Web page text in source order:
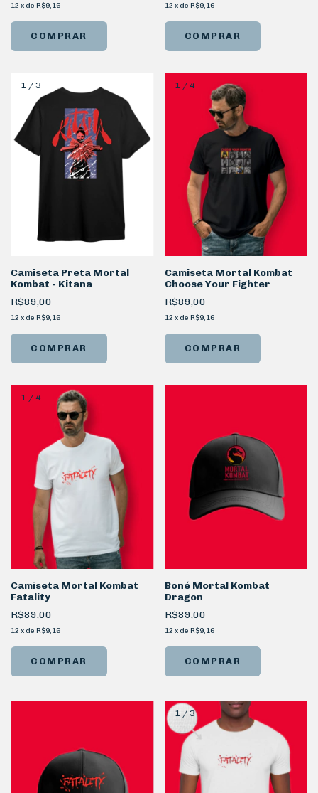
12 x de R$9,16
COMPRAR
12 x de R$9,16
COMPRAR
1 / 3
Camiseta Preta Mortal
Kombat - Kitana
R$89,00
12 x de R$9,16
COMPRAR
1/ 4
Camiseta Mortal Kombat
Choose Your Fighter
R$89,00
12 x de R$9,16
COMPRAR
1 / 4
Camiseta Mortal Kombat
Fatality
R$89,00
12 x de R$9,16
COMPRAR
Boné Mortal Kombat
Dragon
R$89,00
12 x de R$9,16
1/ 3